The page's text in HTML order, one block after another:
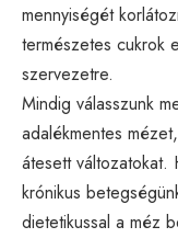
mennyiségét
természetes cukrok
szervezetre.
Mindig válasszunk
adalékmentes
átesett változatokat.
krónikus
dietetikussal a méz